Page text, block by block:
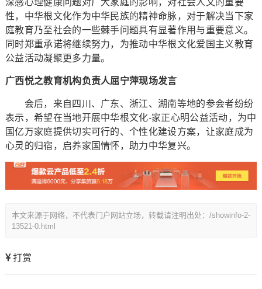
深感心理健康问题对广大家庭的影响，对社会人文的重要
性，中华根文化作为中华民族的精神命脉，对于解决当下家
庭教育乃至社会的一些棘手问题具有显著作用与重要意义。
同时郑重承诺将继续努力，为推动中华根文化爱国主义教育
公益活动凝聚更多力量。
广西悦之教育机构负责人屈宁萍现场发言
会后，来自四川、广东、浙江、湖南等地的参会者纷纷
表示，希望在当地开展中华根文化-家正心明公益活动，为中
国亿万家庭提供切实可行的、个性化建设方案，让家庭成为
心灵的归宿，启养家国情怀，助力中华复兴。
本文来源于网络，不代表门户网站立场，转载请注明出处：/showinfo-2-
13521-0.html
打赏